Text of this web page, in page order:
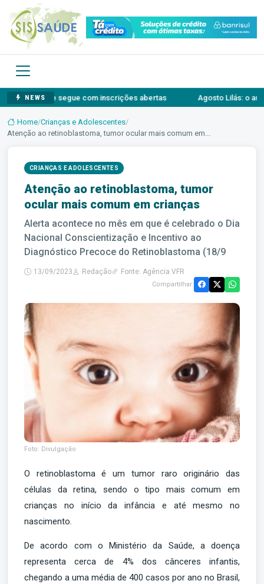
NEWS
e segue com inscrições abertas Agosto Lilás: o
Home/Crianças e Adolescentes/
Atenção ao retinoblastoma, tumor ocular mais comum em...
CRIANÇAS E ADOLESCENTES
Atenção ao retinoblastoma, tumor
ocular mais comum em crianças
Alerta acontece no mês em que é celebrado o Dia
Nacional Conscientização e Incentivo ao
Diagnóstico Precoce do Retinoblastoma (18/9
13/09/2023 Redação Fonte: Agência VFR
Compartilhar:
Foto: Divulgação
O retinoblastoma é um tumor raro originário das
células da retina, sendo o tipo mais comum em
crianças no início da infância e até mesmo no
nascimento.
De acordo com o Ministério da Saúde, a doença
representa cerca de 4% dos cânceres infantis,
chegando a uma média de 400 casos por ano no Brasil,